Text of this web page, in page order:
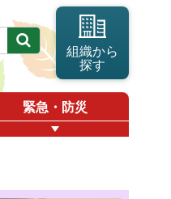
組織から
探す
緊急・防災